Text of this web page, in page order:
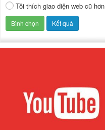
Tôi thích giao diện web cũ hơn